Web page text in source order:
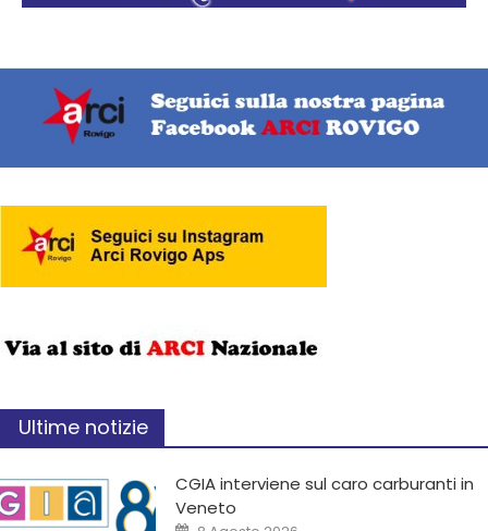
Ultime notizie
CGIA interviene sul caro carburanti in
Veneto